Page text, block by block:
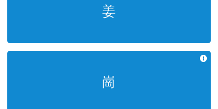
姜
성(姓) 강
崗
언덕 강